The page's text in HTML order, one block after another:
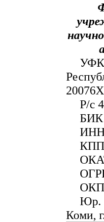
Р/с
БИК
ИНН
КПП
Юр.
Коми,